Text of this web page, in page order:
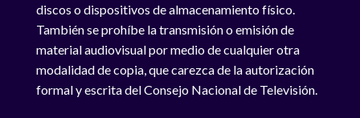
discos o dispositivos de almacenamiento físico.
También se prohíbe la transmisión o emisión de
material audiovisual por medio de cualquier otra
modalidad de copia, que carezca de la autorización
formal y escrita del Consejo Nacional de Televisión.